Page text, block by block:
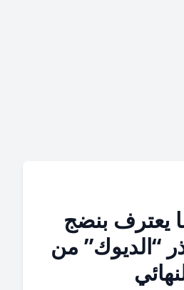
بنضج
من